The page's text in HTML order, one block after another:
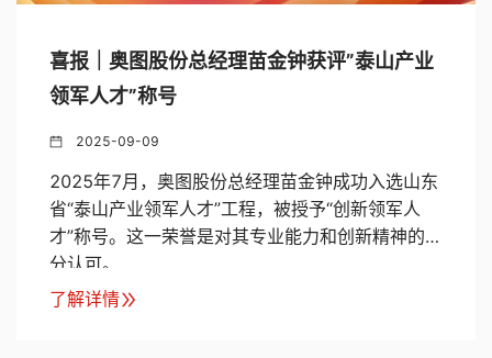
喜报｜奥图股份总经理苗金钟获评”泰山产业
领军人才”称号
2025-09-09
2025年7月，奥图股份总经理苗金钟成功入选山东
省“泰山产业领军人才”工程，被授予“创新领军人
才”称号。这一荣誉是对其专业能力和创新精神的充
分认可。
了解详情